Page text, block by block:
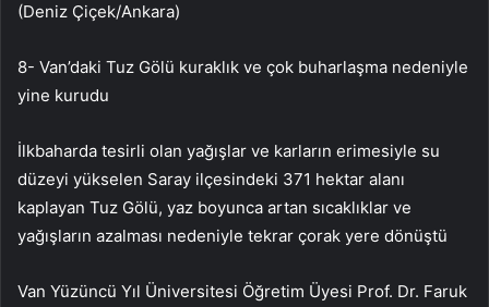
(Deniz Çiçek/Ankara)
8- Van’daki Tuz Gölü kuraklık ve çok buharlaşma nedeniyle
yine kurudu
İlkbaharda tesirli olan yağışlar ve karların erimesiyle su
düzeyi yükselen Saray ilçesindeki 371 hektar alanı
kaplayan Tuz Gölü, yaz boyunca artan sıcaklıklar ve
yağışların azalması nedeniyle tekrar çorak yere dönüştü
Van Yüzüncü Yıl Üniversitesi Öğretim Üyesi Prof. Dr. Faruk